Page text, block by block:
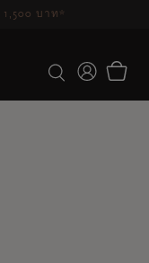
ดูเพิ่มเติม